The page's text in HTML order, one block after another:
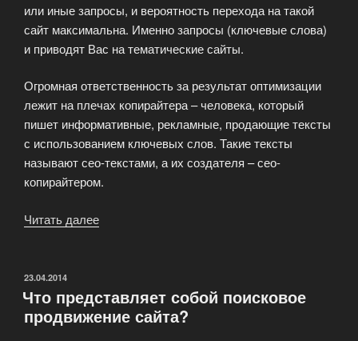
или иные запросы, и вероятность перехода на такой
сайт максимальна. Именно запросы (ключевые слова)
и приводят Вас на тематические сайты.
Огромная ответственность за результат оптимизации
лежит на плечах копирайтера – человека, который
пишет информативные, рекламные, продающие тексты
с использованием ключевых слов. Такие тексты
называют сео-текстами, а их создателя – сео-
копирайтером.
Читать далее
ОПУБЛИКОВАНО
23.04.2014
Что представляет собой поисковое
продвижение сайта?